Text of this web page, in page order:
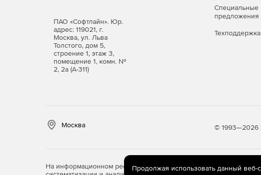
ПАО «Софтлайн». Юр.
адрес: 119021, г.
Москва, ул. Льва
Толстого, дом 5,
строение 1, этаж 3,
помещение 1, комн. №
2, 2а (А-311)
Специальные
предложения
Техподдержка
Москва © 1993—2026
На информационном ресурсе store.softline.ru применяются
Продолжая использовать данный веб-